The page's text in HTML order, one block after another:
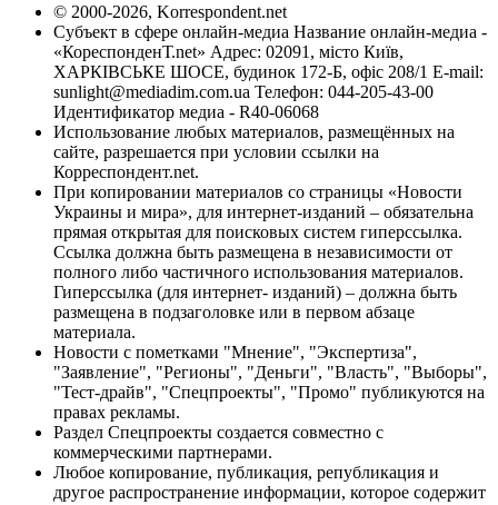
© 2000-2026, Korrespondent.net
Субъект в сфере онлайн-медиа Название онлайн-медиа -
«КореспонденТ.net» Адрес: 02091, місто Київ,
ХАРКІВСЬКЕ ШОСЕ, будинок 172-Б, офіс 208/1 E-mail:
sunlight@mediadim.com.ua Телефон: 044-205-43-00
Идентификатор медиа - R40-06068
Использование любых материалов, размещённых на
сайте, разрешается при условии ссылки на
Корреспондент.net.
При копировании материалов со страницы «Новости
Украины и мира», для интернет-изданий – обязательна
прямая открытая для поисковых систем гиперссылка.
Ссылка должна быть размещена в независимости от
полного либо частичного использования материалов.
Гиперссылка (для интернет- изданий) – должна быть
размещена в подзаголовке или в первом абзаце
материала.
Новости с пометками "Мнение", "Экспертиза",
"Заявление", "Регионы", "Деньги", "Власть", "Выборы",
"Тест-драйв", "Спецпроекты", "Промо" публикуются на
правах рекламы.
Раздел Спецпроекты создается совместно с
коммерческими партнерами.
Любое копирование, публикация, републикация и
другое распространение информации, которое содержит